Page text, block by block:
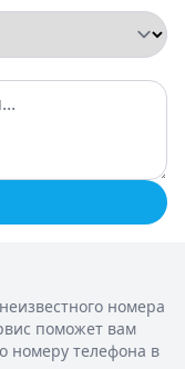
номера
поможет вам
номеру телефона в